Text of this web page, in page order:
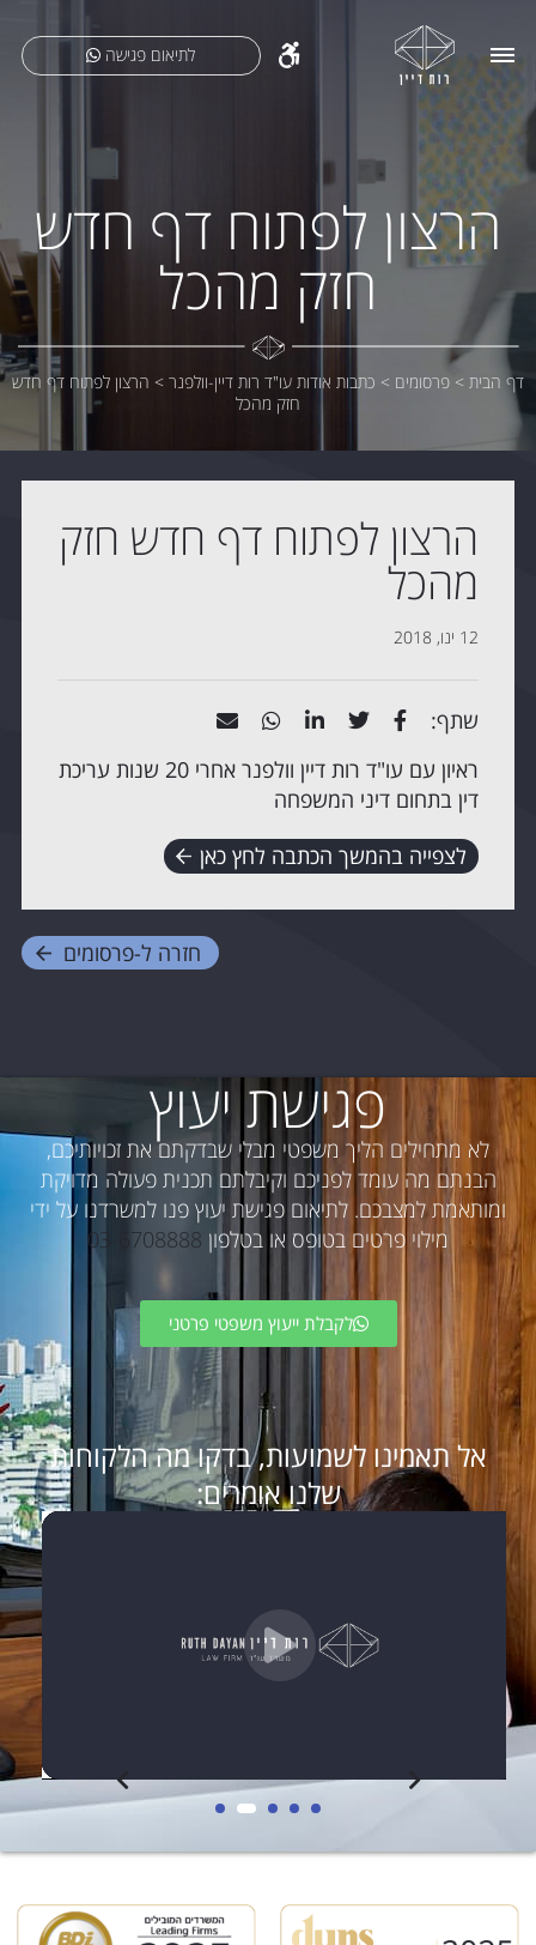
לתיאום פגישה
הרצון לפתוח דף חדש
חזק מהכל
דף הבית > פרסומים > כתבות אודות עו"ד רות דיין-וולפנר > הרצון לפתוח דף חדש
חזק מהכל
הרצון לפתוח דף חדש חזק
מהכל
12 ינו, 2018
שתף:
ראיון עם עו"ד רות דיין וולפנר אחרי 20 שנות עריכת
דין בתחום דיני המשפחה
לצפייה בהמשך הכתבה לחץ כאן
חזרה ל-פרסומים
פגישת יעוץ
לא מתחילים הליך משפטי מבלי שבדקתם את זכויותיכם,
הבנתם מה עומד לפניכם וקיבלתם תכנית פעולה מדויקת
ומותאמת למצבכם. לתיאום פגישת יעוץ פנו למשרדנו על ידי
מילוי פרטים בטופס או בטלפון 03-6708888
לקבלת ייעוץ משפטי פרטני
אל תאמינו לשמועות, בדקו מה הלקוחות
שלנו אומרים: